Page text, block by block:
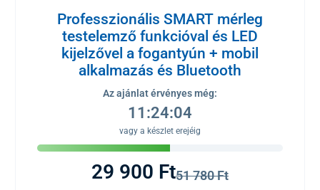
Professzionális SMART mérleg
testelemző funkcióval és LED
kijelzővel a fogantyún + mobil
alkalmazás és Bluetooth
Az ajánlat érvényes még:
11:24:04
vagy a készlet erejéig
29 900 Ft51 780 Ft